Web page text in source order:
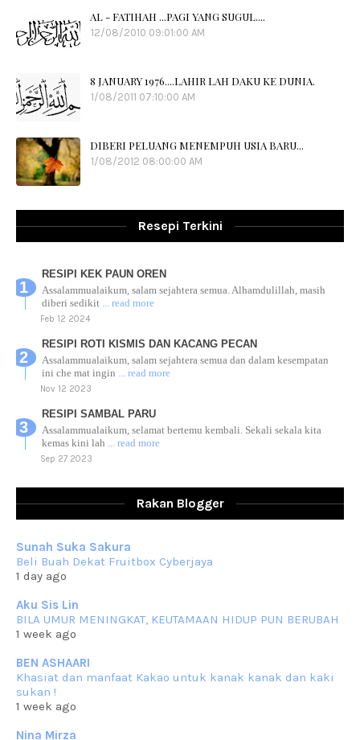
AL - FATIHAH ...PAGI YANG SUGUL....
12/08/2010 09:01:00 AM
8 JANUARY 1976....LAHIR LAH DAKU KE DUNIA.
1/08/2011 07:10:00 AM
DIBERI PELUANG MENEMPUH USIA BARU...
1/08/2012 08:00:00 AM
Resepi Terkini
RESIPI KEK PAUN OREN
Assalammualaikum, salam sejahtera semua. Alhamdulillah, masih
diberi sedikit ... read more
Feb 12 2024
RESIPI ROTI KISMIS DAN KACANG PECAN
Assalammualaikum, salam sejahtera semua dan dalam kesempatan
ini che mat ingin ... read more
Nov 12 2023
RESIPI SAMBAL PARU
Assalammualaikum, selamat bertemu kembali. Sekali sekala kita
kemas kini lah ... read more
Sep 27 2023
Assalammualaikum, salam sejahtera dan salam rindu untuk semua.
RESIPI KUIH KASWI KELEDEK UNGU
Assalammualaikum, salam semua. Masih belum terlambat untuk che
mat ucapkan
Jun 30 2023
RESIPI KURMA AYAM MERAH
Assalammualaikum, salam semua. Hari ni 4 Zulhijjah 1444 Hijrah,
Jun 23 2023
RESIPI SAMBAL PARU
Assalammualaikum, salam sejahtera semua. Lama betul che mat tak
Rakan Blogger
Sunah Suka Sakura
Beli Buah Dekat Fruitbox Cyberjaya
1 day ago
Aku Sis Lin
BILA UMUR MENINGKAT, KEUTAMAAN HIDUP PUN BERUBAH
1 week ago
BEN ASHAARI
Khasiat dan manfaat Kakao untuk kanak kanak dan kaki
sukan !
1 week ago
Nina Mirza